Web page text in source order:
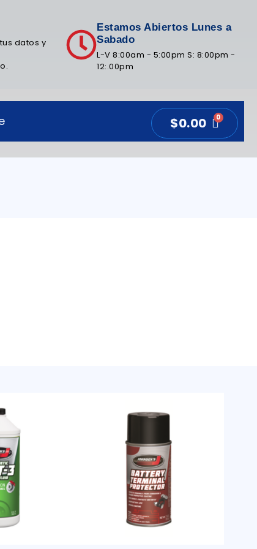
datos y
Estamos Abiertos Lunes a
Sabado
L-V 8:00am - 5:00pm S: 8:00pm -
12:.00pm
$0.00